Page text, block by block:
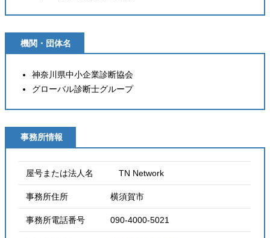
機関・団体名
神奈川県中小企業診断協会
グローバル診断士グループ
事務所情報
屋号または法人名 TN Network
事務所住所 横須賀市
事務所電話番号 090-4000-5021